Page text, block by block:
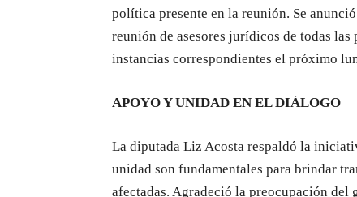
política presente en la reunión. Se
reunión de asesores jurídicos de todas
instancias correspondientes el próximo
APOYO Y UNIDAD EN EL DIÁLOGO
La diputada Liz Acosta respaldó la
unidad son fundamentales para brindar
afectadas. Agradeció la preocupación del